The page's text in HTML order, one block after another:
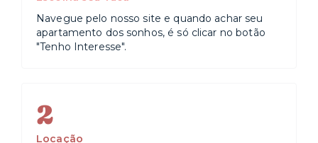
Navegue pelo nosso site e quando achar seu
apartamento dos sonhos, é só clicar no botão
"Tenho Interesse".
2
Locação